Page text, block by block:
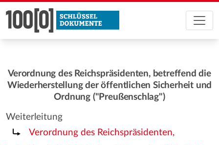
Verordnung des Reichspräsidenten, betreffend die
Wiederherstellung der öffentlichen Sicherheit und
Ordnung ("Preußenschlag")
Weiterleitung
Weiterleitung nach:
Verordnung des Reichspräsidenten,